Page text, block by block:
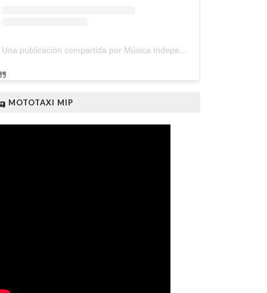
Una publicación compartida por Música Independiente Perú 🇵🇪 (@musica.independiente.peru)
MOTOTAXI MIP